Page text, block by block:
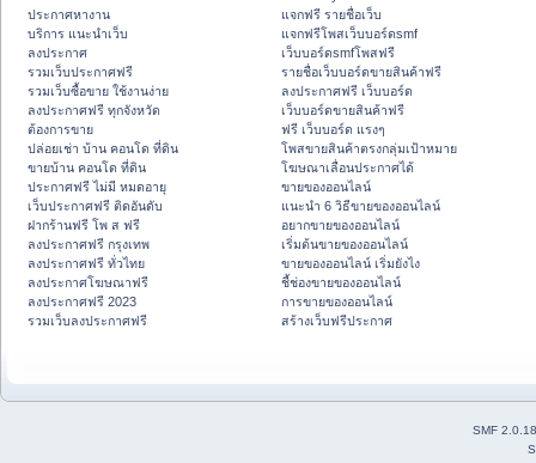
ประกาศหางาน
บริการ แนะนำเว็บ
ลงประกาศ
รวมเว็บประกาศฟรี
รวมเว็บซื้อขาย ใช้งานง่าย
ลงประกาศฟรี ทุกจังหวัด
ต้องการขาย
ปล่อยเช่า บ้าน คอนโด ที่ดิน
ขายบ้าน คอนโด ที่ดิน
ประกาศฟรี ไม่มี หมดอายุ
เว็บประกาศฟรี ติดอันดับ
ฝากร้านฟรี โพ ส ฟรี
ลงประกาศฟรี กรุงเทพ
ลงประกาศฟรี ทั่วไทย
ลงประกาศโฆษณาฟรี
ลงประกาศฟรี 2023
รวมเว็บลงประกาศฟรี
แจกฟรี รายชื่อเว็บ
แจกฟรีโพสเว็บบอร์ดsmf
เว็บบอร์ดsmfโพสฟรี
รายชื่อเว็บบอร์ดขายสินค้าฟรี
ลงประกาศฟรี เว็บบอร์ด
เว็บบอร์ดขายสินค้าฟรี
ฟรี เว็บบอร์ด แรงๆ
โพสขายสินค้าตรงกลุ่มเป้าหมาย
โฆษณาเลื่อนประกาศได้
ขายของออนไลน์
แนะนำ 6 วิธีขายของออนไลน์
อยากขายของออนไลน์
เริ่มต้นขายของออนไลน์
ขายของออนไลน์ เริ่มยังไง
ชี้ช่องขายของออนไลน์
การขายของออนไลน์
สร้างเว็บฟรีประกาศ
SMF 2.0.18